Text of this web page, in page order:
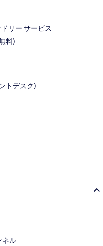
リー サービス
料)
トデスク)
ネル